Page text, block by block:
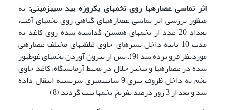
اثر تماسی عصاره­ها روی تخم­های یک­روزه بید سیب­زمینی: به
منظور بررسی اثر تماسی عصاره­های گیاهی روی تخم­های آفت،
تعداد 20 عدد از تخم­های هم­سن گذاشته شده روی کاغذ به
مدت 10 ثانیه داخل بشرهای حاوی غلظت­های مختلف عصاره­ی
مورد­نظر فرو برده شد (9). پس از بیرون آوردن تخم­های غوطه­ور
شده در عصاره­ها و تبخیر حلال در محیط آزمایشگاه، کاغذ حاوی
تخم به داخل ظروف پتری 9 سانتی­متری سر­بسته انتقال داده
شد و بعد از 3 روز درصد تفریخ تخم­ها ثبت گردید (8)